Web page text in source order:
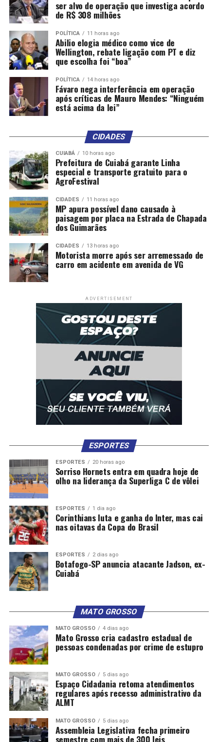
ser alvo de operação que investiga acordo
de R$ 308 milhões
POLÍTICA 11 horas ago
Abilio elogia médico como vice de
Wellington, rebate ligação com PT e diz
que escolha foi “boa”
POLÍTICA 14 horas ago
Fávaro nega interferência em operação
após críticas de Mauro Mendes: “Ninguém
está acima da lei”
CIDADES
CUIABÁ 10 horas ago
Prefeitura de Cuiabá garante Linha
especial e transporte gratuito para o
AgroFestival
CIDADES 11 horas ago
MP apura possível dano causado à
paisagem por placa na Estrada de Chapada
dos Guimarães
CIDADES 13 horas ago
Motorista morre após ser arremessado de
carro em acidente em avenida de VG
ADVERTISEMENT
ESPORTES
ESPORTES 20 horas ago
Sorriso Hornets entra em quadra hoje de
olho na liderança da Superliga C de vôlei
ESPORTES 1 dia ago
Corinthians luta e ganha do Inter, mas cai
nas oitavas da Copa do Brasil
ESPORTES 2 dias ago
Botafogo-SP anuncia atacante Jadson, ex-
Cuiabá
MATO GROSSO
MATO GROSSO 4 dias ago
Mato Grosso cria cadastro estadual de
pessoas condenadas por crime de estupro
MATO GROSSO 5 dias ago
Espaço Cidadania retoma atendimentos
regulares após recesso administrativo da
ALMT
MATO GROSSO 5 dias ago
Assembleia Legislativa fecha primeiro
semestre com mais de 300 leis